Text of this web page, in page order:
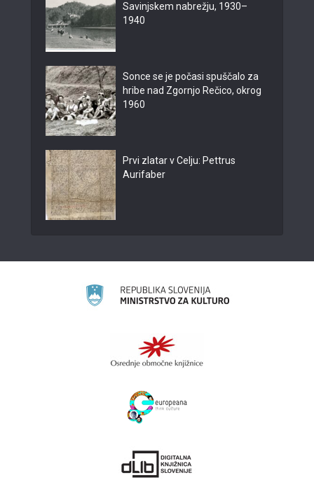
Savinjskem nabrežju, 1930–
1940
Sonce se je počasi spuščalo za
hribe nad Zgornjo Rečico, okrog
1960
Prvi zlatar v Celju: Pettrus
Aurifaber